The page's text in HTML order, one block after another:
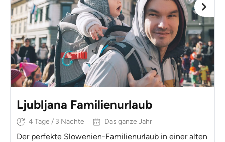
Ljubljana Familienurlaub
4 Tage / 3 Nächte Das ganze Jahr
Der perfekte Slowenien-Familienurlaub in einer alten